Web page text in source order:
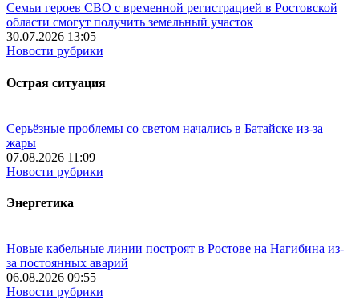
Семьи героев СВО с временной регистрацией в Ростовской
области смогут получить земельный участок
30.07.2026 13:05
Новости рубрики
Острая ситуация
Серьёзные проблемы со светом начались в Батайске из-за
жары
07.08.2026 11:09
Новости рубрики
Энергетика
Новые кабельные линии построят в Ростове на Нагибина из-
за постоянных аварий
06.08.2026 09:55
Новости рубрики